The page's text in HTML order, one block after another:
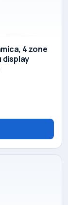
4 zone
display